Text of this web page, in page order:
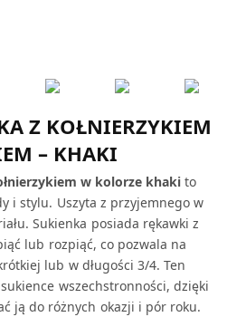
Z KOŁNIERZYKIEM
– KHAKI
w kolorze khakito
i stylu. Uszyta z przyjemnego w
Sukienka posiada rękawki z
lub rozpiąć, co pozwala na
lub w długości 3/4. Ten
wszechstronności, dzięki
ją do różnych okazji i pór roku.